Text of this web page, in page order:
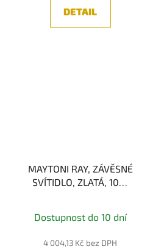
DETAIL
MAYTONI RAY, ZÁVĚSNÉ
SVÍTIDLO, ZLATÁ, 10W
Dostupnost do 10 dní
4 004,13 Kč bez DPH